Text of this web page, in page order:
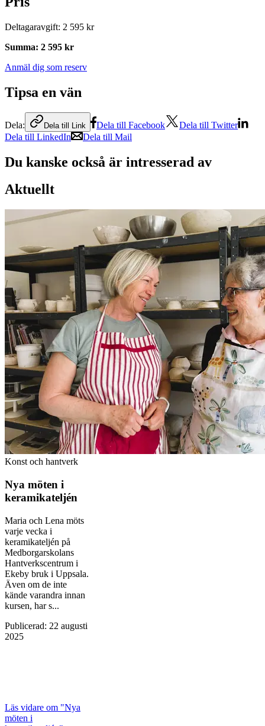
Deltagaravgift: 2 595 kr
Summa: 2 595 kr
Anmäl dig som reserv
Tipsa en vän
Dela: Dela till Link Dela till Facebook
Dela till Twitter
Dela till LinkedIn
Dela till Mail
Du kanske också är intresserad av
Aktuellt
Konst och hantverk
Nya möten i
keramikateljén
Maria och Lena möts
varje vecka i
keramikateljén på
Medborgarskolans
Hantverkscentrum i
Ekeby bruk i Uppsala.
Även om de inte
kände varandra innan
kursen, har s...
Publicerad: 22 augusti
2025
Läs vidare om "Nya
möten i